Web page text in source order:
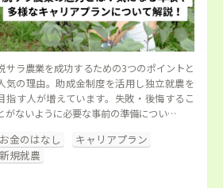
サラ農業を成功するための3つのポイントと
気の理由。助成金制度を活用し独立就農を
指す人が増えています。失敗・後悔するこ
がないように必要な事前の準備につい…
お金のはなし
キャリアプラン
新規就農